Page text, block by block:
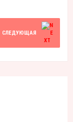
СЛЕДУЮЩАЯ